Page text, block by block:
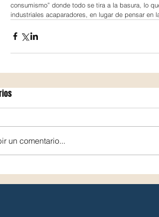
consumismo” donde todo se tira a la basura, lo
industriales acaparadores, en lugar de pensar en
un comentario...